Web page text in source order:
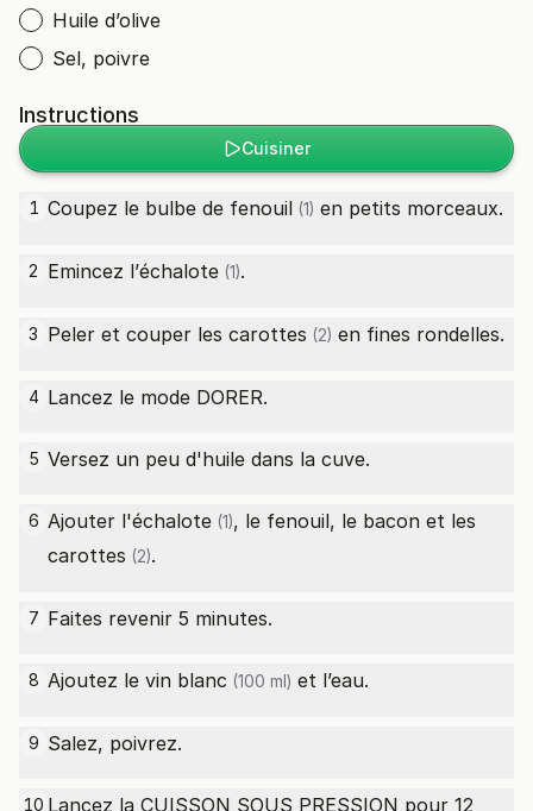
Huile d’olive
Sel, poivre
Instructions
Cuisiner
1 Coupez le bulbe de fenouil (1) en petits morceaux.
2 Emincez l’échalote (1).
3 Peler et couper les carottes (2) en fines rondelles.
4 Lancez le mode DORER.
5 Versez un peu d'huile dans la cuve.
6 Ajouter l'échalote (1), le fenouil, le bacon et les
carottes (2).
7 Faites revenir 5 minutes.
8 Ajoutez le vin blanc (100 ml) et l’eau.
9 Salez, poivrez.
10 Lancez la CUISSON SOUS PRESSION pour 12